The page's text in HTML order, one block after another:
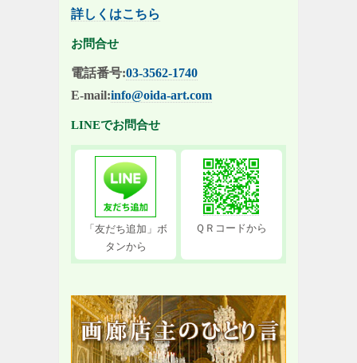
詳しくはこちら
お問合せ
電話番号:03-3562-1740
E-mail:info@oida-art.com
LINEでお問合せ
「友だち追加」ボ
タンから
ＱＲコードから